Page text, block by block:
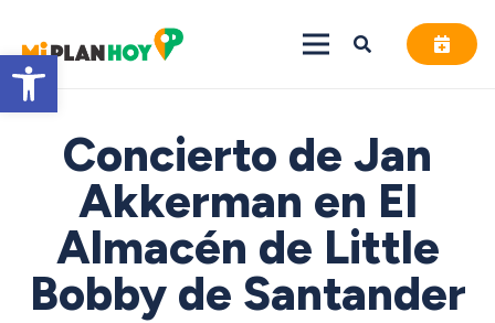
Abrir barra de herramientas
Concierto de Jan
Akkerman en El
Almacén de Little
Bobby de Santander